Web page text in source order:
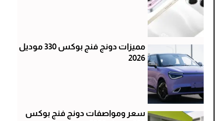
مميزات دونج فنج بوكس 330 موديل
2026
سعر ومواصفات دونج فنج بوكس